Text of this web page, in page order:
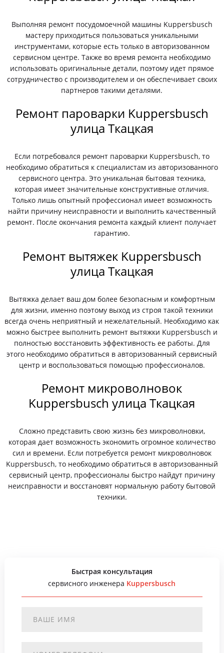
Выполняя ремонт посудомоечной машины Kuppersbusch
мастеру приходиться пользоваться уникальными
инструментами, которые есть только в авторизованном
сервисном центре. Также во время ремонта необходимо
использовать оригинальные детали, поэтому идет прямое
сотрудничество с производителем и он обеспечивает своих
партнеров такими деталями.
Ремонт пароварки Kuppersbusch
улица Ткацкая
Если потребовался ремонт пароварки Kuppersbusch, то
необходимо обратиться к специалистам из авторизованного
сервисного центра. Это уникальная бытовая техника,
которая имеет значительные конструктивные отличия.
Только лишь опытный профессионал имеет возможность
найти причину неисправности и выполнить качественный
ремонт. После окончания ремонта каждый клиент получает
гарантию.
Ремонт вытяжек Kuppersbusch
улица Ткацкая
Вытяжка делает ваш дом более безопасным и комфортным
для жизни, именно поэтому выход из строя такой техники
всегда очень неприятный и нежелательный. Необходимо как
можно быстрее выполнить ремонт вытяжки Kuppersbusch и
полностью восстановить эффективность ее работы. Для
этого необходимо обратиться в авторизованный сервисный
центр и воспользоваться помощью профессионалов.
Ремонт микроволновок
Kuppersbusch улица Ткацкая
Сложно представить свою жизнь без микроволновки,
которая дает возможность экономить огромное количество
сил и времени. Если потребуется ремонт микроволновок
Kuppersbusch, то необходимо обратиться в авторизованный
сервисный центр, профессионалы быстро найдут причину
неисправности и восстановят нормальную работу бытовой
техники.
Быстрая консультация
сервисного инженера Kuppersbusch